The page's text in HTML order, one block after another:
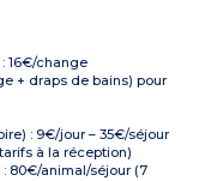
16€/change
+ draps de bains) pour
: 9€/jour – 35€/séjour
à la réception)
80€/animal/séjour (7